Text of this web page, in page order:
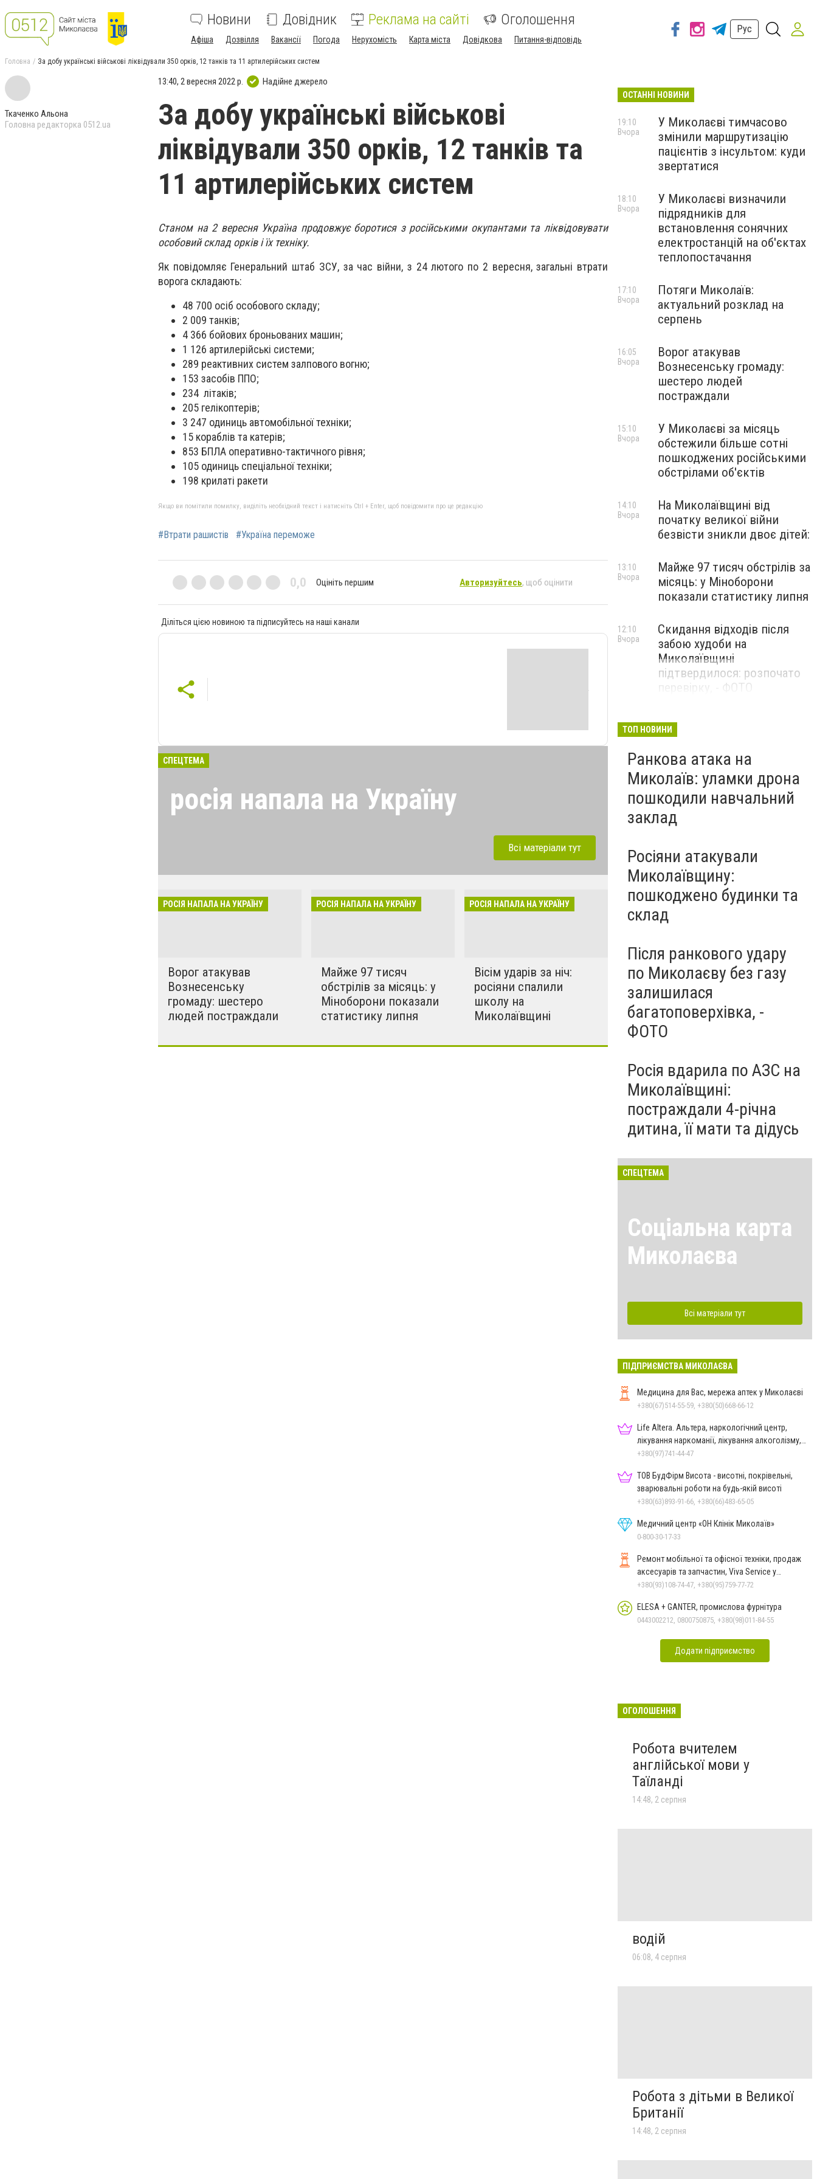
Новини Довідник Реклама на сайті Оголошення
Афіша Дозвілля Вакансії Погода Нерухомість Карта міста Довідкова Питання-відповідь
Рус
Головна За добу українські військові ліквідували 350 орків, 12 танків та 11 артилерійських систем
Ткаченко Альона
Головна редакторка 0512.ua
13:40, 2 вересня 2022 р. Надійне джерело
За добу українські військові
ліквідували 350 орків, 12 танків та
11 артилерійських систем
Станом на 2 вересня Україна продовжує боротися з російськими окупантами та ліквідовувати
особовий склад орків і їх техніку.
Як повідомляє Генеральний штаб ЗСУ, за час війни, з 24 лютого по 2 вересня, загальні втрати
ворога складають:
48 700 осіб особового складу;
2 009 танків;
4 366 бойових броньованих машин;
1 126 артилерійські системи;
289 реактивних систем залпового вогню;
153 засобів ППО;
234 літаків;
205 гелікоптерів;
3 247 одиниць автомобільної техніки;
15 кораблів та катерів;
853 БПЛА оперативно-тактичного рівня;
105 одиниць спеціальної техніки;
198 крилаті ракети
Якщо ви помітили помилку, виділіть необхідний текст і натисніть Ctrl + Enter, щоб повідомити про це редакцію
#Втрати рашистів #Україна переможе
0,0 Оцініть першим Авторизуйтесь, щоб оцінити
Діліться цією новиною та підписуйтесь на наші канали
СПЕЦТЕМА
росія напала на Україну
розкрадати будинки в селах. Ми боремось
за нашу свободу!!
Всі матеріали тут
РОСІЯ НАПАЛА НА УКРАЇНУ
Ворог атакував
Вознесенську
громаду: шестеро
людей постраждали
РОСІЯ НАПАЛА НА УКРАЇНУ
Майже 97 тисяч
обстрілів за місяць: у
Міноборони показали
статистику липня
РОСІЯ НАПАЛА НА УКРАЇНУ
Вісім ударів за ніч:
росіяни спалили
школу на
Миколаївщині
ОСТАННІ НОВИНИ
У Миколаєві тимчасово
змінили маршрутизацію
пацієнтів з інсультом: куди
звертатися
19:10
Вчора
У Миколаєві визначили
підрядників для
встановлення сонячних
електростанцій на об'єктах
теплопостачання
18:10
Вчора
Потяги Миколаїв:
актуальний розклад на
серпень
17:10
Вчора
Ворог атакував
Вознесенську громаду:
шестеро людей
постраждали
16:05
Вчора
У Миколаєві за місяць
обстежили більше сотні
пошкоджених російськими
обстрілами об'єктів
15:10
Вчора
На Миколаївщині від
початку великої війни
безвісти зникли двоє дітей:
14:10
Вчора
Майже 97 тисяч обстрілів за
місяць: у Міноборони
показали статистику липня
13:10
Вчора
Скидання відходів після
забою худоби на
Миколаївщині
підтвердилося: розпочато
перевірку, - ФОТО
12:10
Вчора
ТОП НОВИНИ
Ранкова атака на
Миколаїв: уламки дрона
пошкодили навчальний
заклад
Росіяни атакували
Миколаївщину:
пошкоджено будинки та
склад
Після ранкового удару
по Миколаєву без газу
залишилася
багатоповерхівка, -
ФОТО
Росія вдарила по АЗС на
Миколаївщині:
постраждали 4-річна
дитина, її мати та дідусь
СПЕЦТЕМА
Соціальна карта
Миколаєва
Всі матеріали тут
ПІДПРИЄМСТВА МИКОЛАЄВА
Медицина для Вас, мережа аптек у Миколаєві
+380(67)514-55-59, +380(50)668-66-12
Life Altera. Альтера, наркологічний центр,
лікування наркоманії, лікування алкоголізму,
зняття ломки
+380(97)741-44-47
ТОВ БудФірм Висота - висотні, покрівельні,
зварювальні роботи на будь-якій висоті
+380(63)893-91-66, +380(66)483-65-05
Медичний центр «ОН Клінік Миколаїв»
0-800-30-17-33
Ремонт мобільної та офісної техніки, продаж
аксесуарів та запчастин, Viva Service у
Миколаєві
+380(93)108-74-47, +380(95)759-77-72
ELESA + GANTER, промислова фурнітура
0443002212, 0800750875, +380(98)011-84-55
Додати підприємство
ОГОЛОШЕННЯ
Робота вчителем
англійської мови у
Таїланді
14:48, 2 серпня
водій
06:08, 4 серпня
Робота з дітьми в Великої
Британії
14:48, 2 серпня